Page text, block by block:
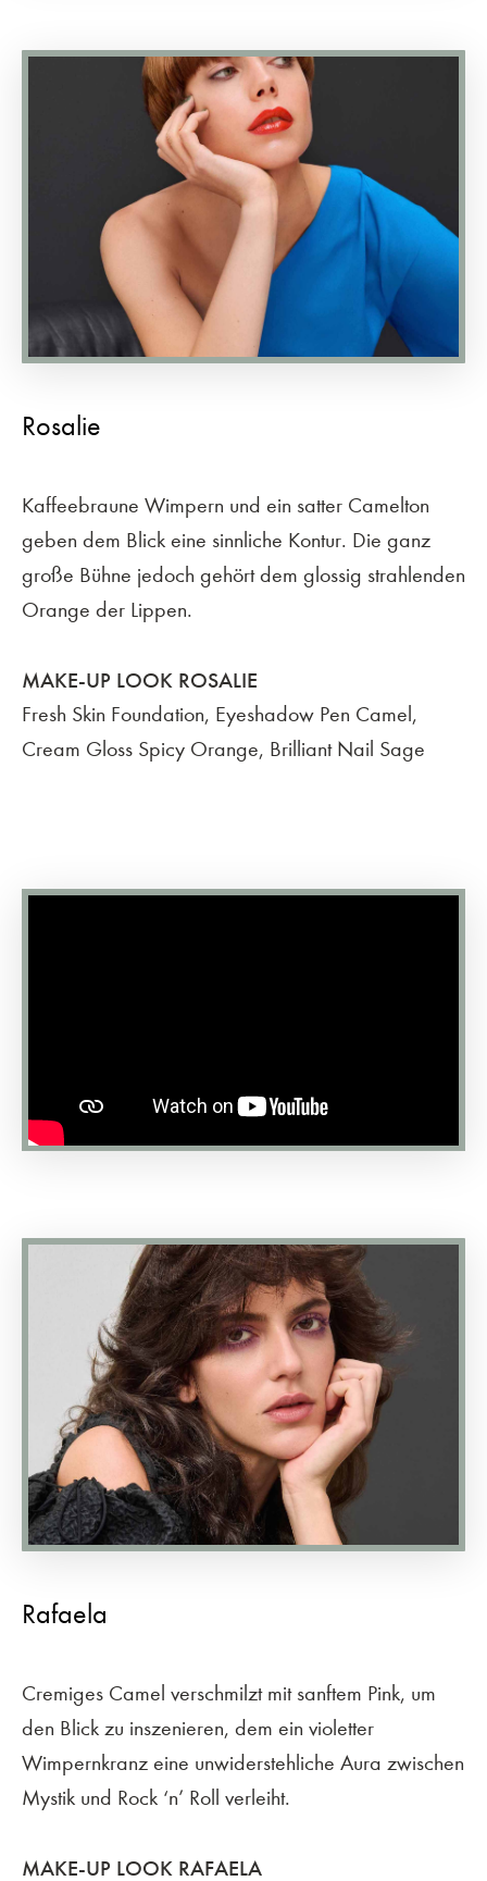
Rosalie
Kaffeebraune Wimpern und ein satter Camelton
geben dem Blick eine sinnliche Kontur. Die ganz
große Bühne jedoch gehört dem glossig strahlenden
Orange der Lippen.
MAKE-UP LOOK ROSALIE
Fresh Skin Foundation, Eyeshadow Pen Camel,
Cream Gloss Spicy Orange, Brilliant Nail Sage
Rafaela
Cremiges Camel verschmilzt mit sanftem Pink, um
den Blick zu inszenieren, dem ein violetter
Wimpernkranz eine unwiderstehliche Aura zwischen
Mystik und Rock ‘n’ Roll verleiht.
MAKE-UP LOOK RAFAELA